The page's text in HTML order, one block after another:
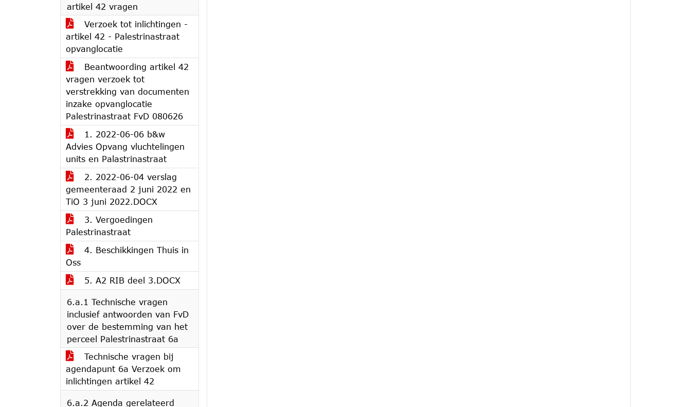
artikel 42 vragen
Verzoek tot inlichtingen -
artikel 42 - Palestrinastraat
opvanglocatie
Beantwoording artikel 42
vragen verzoek tot
verstrekking van documenten
inzake opvanglocatie
Palestrinastraat FvD 080626
1. 2022-06-06 b&w
Advies Opvang vluchtelingen
units en Palastrinastraat
2. 2022-06-04 verslag
gemeenteraad 2 juni 2022 en
TiO 3 juni 2022.DOCX
3. Vergoedingen
Palestrinastraat
4. Beschikkingen Thuis in
Oss
5. A2 RIB deel 3.DOCX
6.a.1 Technische vragen
inclusief antwoorden van FvD
over de bestemming van het
perceel Palestrinastraat 6a
Technische vragen bij
agendapunt 6a Verzoek om
inlichtingen artikel 42
6.a.2 Agenda gerelateerd